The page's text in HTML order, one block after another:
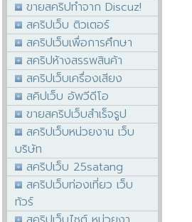
ขายสคริปทำจาก Discuz!
สคริปเว็บ ติวเตอร์
สคริปเว็บเพื่อการศึกษา
สคริปห้างสรรพสินค้า
สคริปเว็บเครื่องเสียง
สคิปเว็บ อัพวีดีโอ
ขายสคริปเว็บสำเร็จรูป
สคริปเว็บหน่วยงาน เว็บ
บริษัท
สคริปเว็บ 25satang
สคริปเว็บท่องเที่ยว เว็บ
ทัวร์